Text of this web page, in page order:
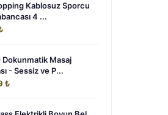
Kablosuz Sporcu
4 ...
Dokunmatik Masaj
- Sessiz ve P...
₺